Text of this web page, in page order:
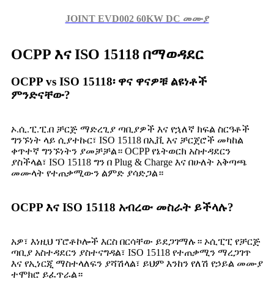
JOINT EVD002 60KW DC መሙያ
OCPP እና ISO 15118 በማወዳደር
OCPP vs ISO 15118፡ ዋና ዋናዎቹ ልዩነቶች
ምንድናቸው?
ኦ.ሲ.ፒ.ፒ.በ ቻርጅ ማድረጊያ ጣቢያዎች እና የኋለኛ ክፍል ስርዓቶች
ግንኙነት ላይ ሲያተኩር፣ ISO 15118 በኢቪ እና ቻርጀሮች መካከል
ቀጥተኛ ግንኙነትን ያመቻቻል። OCPP የኔትወርክ አስተዳደርን
ያስችላል፣ ISO 15118 ግን በ Plug & Charge እና በሁለት አቅጣጫ
መሙላት የተጠቃሚውን ልምድ ያሳድጋል።
OCPP እና ISO 15118 አብረው መስራት ይችላሉ?
አዎ፣ እነዚህ ፕሮቶኮሎች እርስ በርሳቸው ይደጋገማሉ። ኦሲፒፒ የቻርጅ
ጣቢያ አስተዳደርን ያስተናግዳል፣ ISO 15118 የተጠቃሚን ማረጋገጥ
እና የኢነርጂ ማስተላለፍን ያሻሽላል፣ ይህም እንከን የለሽ የኃይል መሙያ
ተሞክሮ ይፈጥራል።